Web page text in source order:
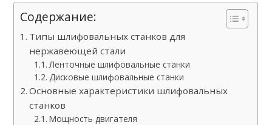
Содержание:
Типы шлифовальных станков для
нержавеющей стали
Ленточные шлифовальные станки
Дисковые шлифовальные станки
Основные характеристики шлифовальных
станков
Мощность двигателя